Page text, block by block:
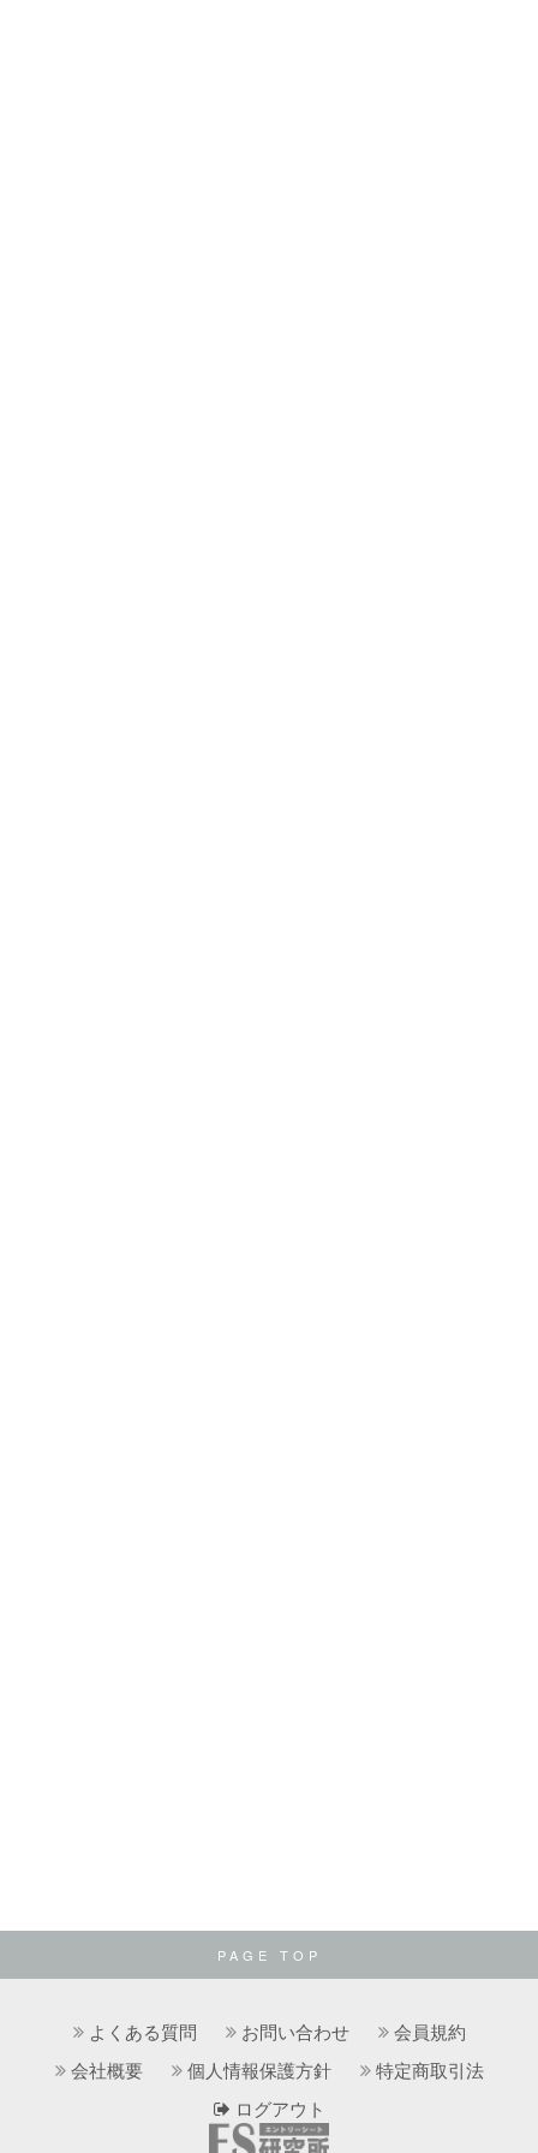
PAGE TOP
よくある質問 お問い合わせ
会員規約
会社概要
個人情報保護方針
特定商取引法
ログアウト